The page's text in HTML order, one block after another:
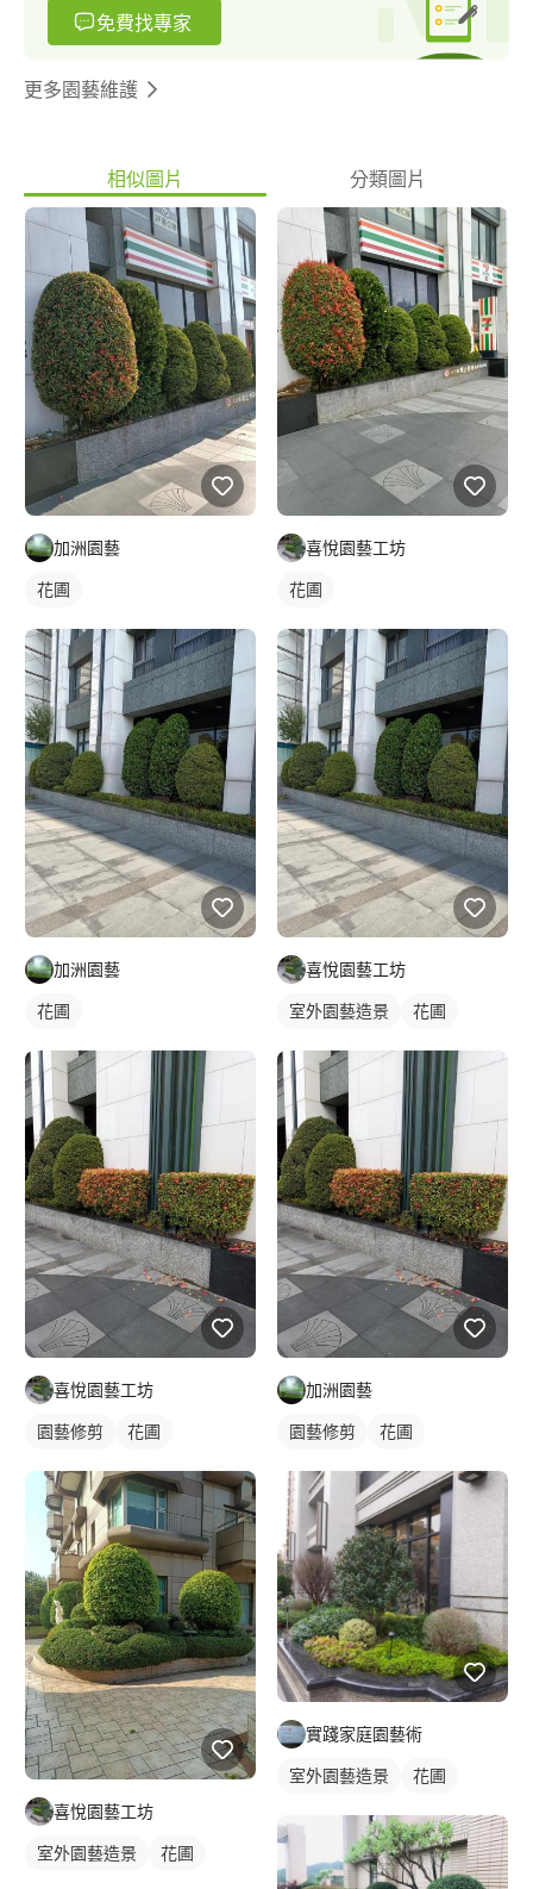
免費找專家
更多園藝維護
相似圖片 分類圖片
加洲園藝
花圃
加洲園藝
花圃
喜悅園藝工坊
園藝修剪 花圃
喜悅園藝工坊
室外園藝造景 花圃
喜悅園藝工坊
花圃
喜悅園藝工坊
室外園藝造景 花圃
加洲園藝
園藝修剪 花圃
實踐家庭園藝術
室外園藝造景 花圃